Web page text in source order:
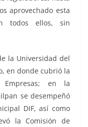
aprovechado esta
todos ellos, sin
la Universidad del
en donde cubrió la
en la
se desempeñó
DIF, así como
la Comisión de